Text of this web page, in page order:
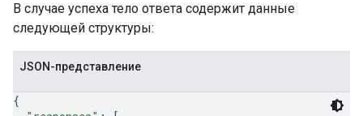
В случае успеха тело ответа содержит данные
следующей структуры:
JSON-представление
{